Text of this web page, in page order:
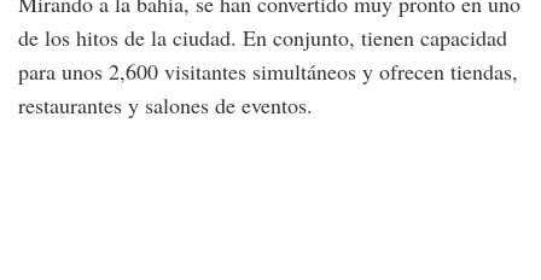
de los hitos de la ciudad. En conjunto, tienen capacidad
para unos 2,600 visitantes simultáneos y ofrecen tiendas,
restaurantes y salones de eventos.